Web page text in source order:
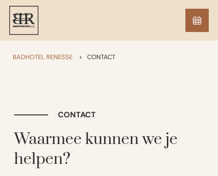
BADHOTEL RENESSE > CONTACT
Waarmee kunnen we je
helpen?
CONTACT